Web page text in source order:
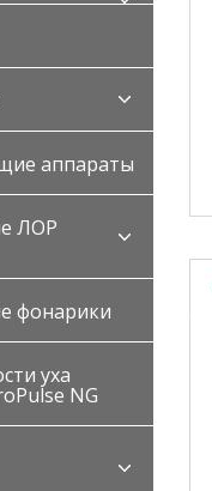
аппараты
ЛОР
фонарики
уха
NG